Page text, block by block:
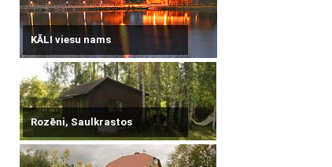
KĀLI viesu nams
Rozēni, Saulkrastos